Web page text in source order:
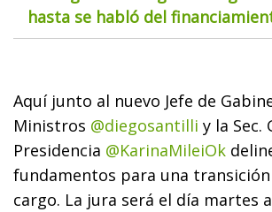
hasta se habló del
Aquí junto al nuevo Jefe de
Ministros @diegosantilli y la Sec.
Presidencia @KarinaMileiOk
fundamentos para una
cargo. La jura será el día martes